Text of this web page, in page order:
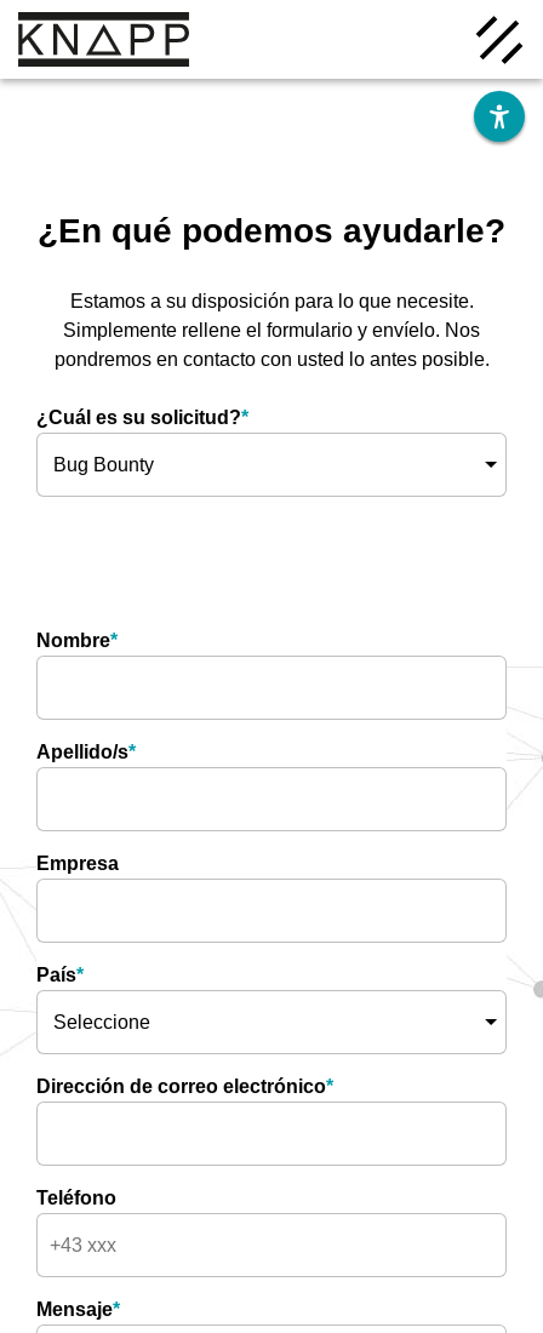
contenido
Soluciones
Empresa
Conocimiento
Noticias
¿En qué podemos ayudarle?
Estamos a su disposición para lo que necesite.
Simplemente rellene el formulario y envíelo. Nos
pondremos en contacto con usted lo antes posible.
¿Cuál es su solicitud?*
Nombre*
Apellido/s*
Empresa
País*
Dirección de correo electrónico*
Teléfono
Mensaje*